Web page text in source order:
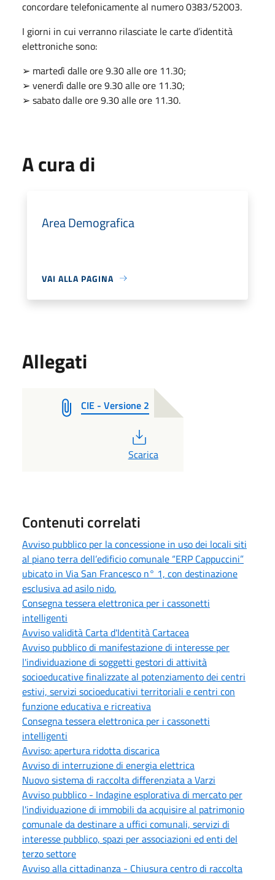
concordare telefonicamente al numero 0383/52003.
I giorni in cui verranno rilasciate le carte d’identità
elettroniche sono:
➢ martedì dalle ore 9.30 alle ore 11.30;
➢ venerdì dalle ore 9.30 alle ore 11.30;
➢ sabato dalle ore 9.30 alle ore 11.30.
A cura di
Area Demografica
VAI ALLA PAGINA
Allegati
CIE - Versione 2
PDF
Scarica
Contenuti correlati
Avviso pubblico per la concessione in uso dei locali siti
al piano terra dell’edificio comunale “ERP Cappuccini”
ubicato in Via San Francesco n° 1, con destinazione
esclusiva ad asilo nido.
Consegna tessera elettronica per i cassonetti
intelligenti
Avviso validità Carta d'Identità Cartacea
Avviso pubblico di manifestazione di interesse per
l'individuazione di soggetti gestori di attività
socioeducative finalizzate al potenziamento dei centri
estivi, servizi socioeducativi territoriali e centri con
funzione educativa e ricreativa
Consegna tessera elettronica per i cassonetti
intelligenti
Avviso: apertura ridotta discarica
Avviso di interruzione di energia elettrica
Nuovo sistema di raccolta differenziata a Varzi
Avviso pubblico - Indagine esplorativa di mercato per
l'individuazione di immobili da acquisire al patrimonio
comunale da destinare a uffici comunali, servizi di
interesse pubblico, spazi per associazioni ed enti del
terzo settore
Avviso alla cittadinanza - Chiusura centro di raccolta